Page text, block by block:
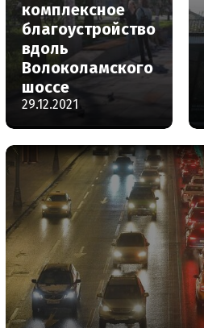
комплексное
благоустройство
вдоль
Волоколамского
шоссе
29.12.2021